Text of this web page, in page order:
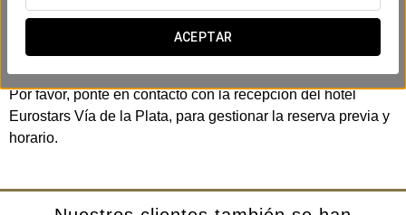
ACEPTAR
Circuito de 60 min - 12€/persona
Circuito de 90 min - 17€/persona
Por favor, ponte en contacto con la recepción del hotel
Eurostars Vía de la Plata, para gestionar la reserva previa y
horario.